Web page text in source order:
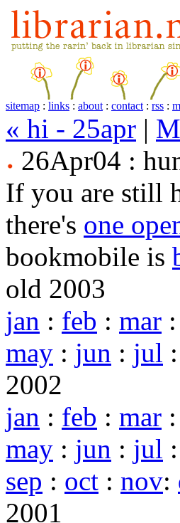
sitemap : links : about : contact : rss :
« hi - 25apr |
26Apr04 :
If you are still
there's one
bookmobile is
old 2003
jan : feb : mar :
may : jun : jul :
2002
jan : feb : mar :
may : jun : jul :
sep : oct : nov:
2001